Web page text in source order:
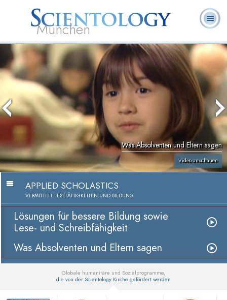
München
L. Ron
Hubbard
Was ist
Scientology?
Ehrenamtliche
Geistliche
Häufig gestellte
Fragen
Bücher
Was Absolventen und Eltern sagen
Video anschauen
APPLIED SCHOLASTICS
VERMITTELT LESEFÄHIGKEITEN UND BILDUNG
Lösungen für bessere Bildung sowie
Lese- und Schreibfähigkeit
Was Absolventen und Eltern sagen
Globale humanitäre und Sozialprogramme,
die von der Scientology Kirche gefördert werden